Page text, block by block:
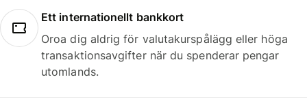
Ett internationellt bankkort
Oroa dig aldrig för valutakurspålägg eller höga
transaktionsavgifter när du spenderar pengar
utomlands.